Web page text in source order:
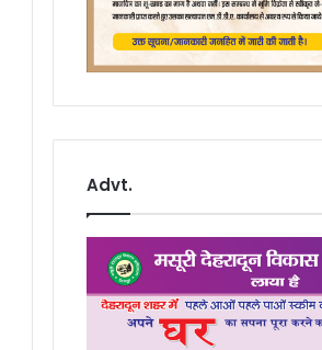
Advt.